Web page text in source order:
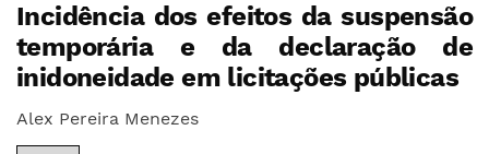
Incidência dos efeitos da suspensão
temporária e da declaração de
inidoneidade em licitações públicas
Alex Pereira Menezes